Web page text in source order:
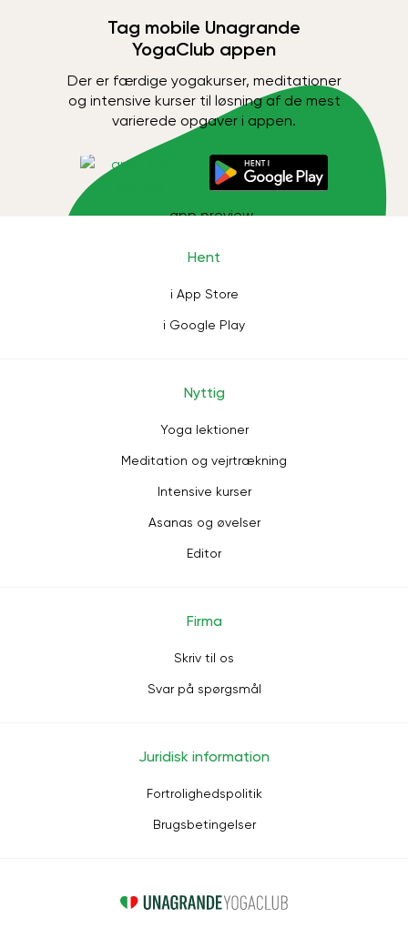
Tag mobile Unagrande
YogaClub appen
Der er færdige yogakurser, meditationer
og intensive kurser til løsning af de mest
varierede opgaver i appen.
Hent
i App Store
i Google Play
Nyttig
Yoga lektioner
Meditation og vejrtrækning
Intensive kurser
Asanas og øvelser
Editor
Firma
Skriv til os
Svar på spørgsmål
Juridisk information
Fortrolighedspolitik
Brugsbetingelser